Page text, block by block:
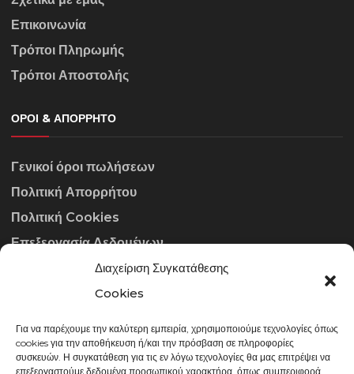
Διαχείριση Συγκατάθεσης
Cookies
Για να παρέχουμε την καλύτερη εμπειρία, χρησιμοποιούμε τεχνολογίες όπως
cookies για την αποθήκευση ή/και την πρόσβαση σε πληροφορίες
συσκευών. Η συγκατάθεση για τις εν λόγω τεχνολογίες θα μας επιτρέψει να
επεξεργαστούμε δεδομένα προσωπικού χαρακτήρα, όπως συμπεριφορά
Επικοινωνία
Τρόποι Πληρωμής
Τρόποι Αποστολής
ΌΡΟΙ & ΑΠΌΡΡΗΤΟ
Γενικοί όροι πωλήσεων
Πολιτική Απορρήτου
Πολιτική Cookies
Επεξεργασία Δεδομένων
ΣΤΟΙΧΕΊΑ ΕΠΙΚΟΙΝΩΝΊΑΣ
info@gowithraw.gr
24310 35062